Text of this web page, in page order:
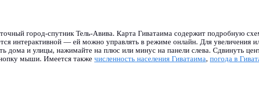
город-спутник Тель-Авива. Карта Гиватаима содержит подробную
интерактивной — ей можно управлять в режиме онлайн. Для увеличения
дома и улицы, нажимайте на плюс или минус на панели слева. Сдвинуть
мыши. Имеется также численность населения Гиватаима, погода в